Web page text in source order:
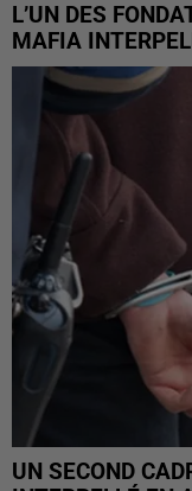
L’UN DES
MAFIA
UN SECOND